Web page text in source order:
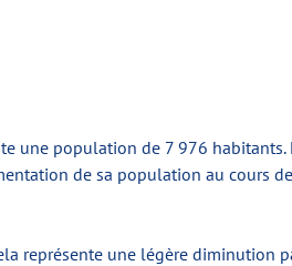
une population de 7 976 habitants.
de sa population au cours
représente une légère diminution